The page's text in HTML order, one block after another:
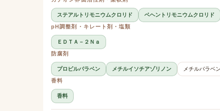
ステアルトリモニウムクロリド
ベヘントリモニウムクロリド
pH調整剤・キレート剤・塩類
ＥＤＴＡ－２Ｎａ
防腐剤
プロピルパラベン メチルイソチアゾリノン
メチルパラベ
香料
香料